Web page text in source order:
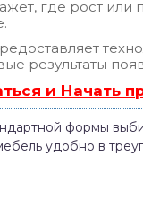
где рост или
результаты
и Начать
формы
удобно в